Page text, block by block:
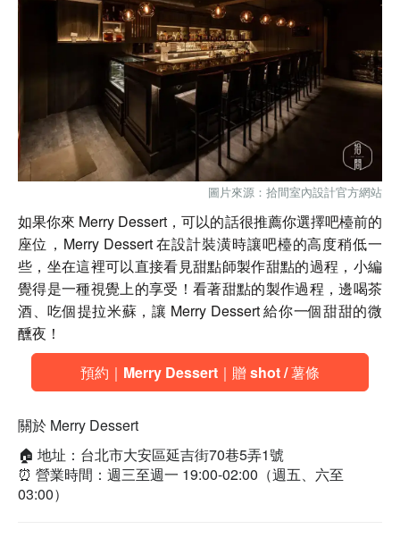
圖片來源：拾間室內設計官方網站
如果你來 Merry Dessert，可以的話很推薦你選擇吧檯前的
座位，Merry Dessert 在設計裝潢時讓吧檯的高度稍低一
些，坐在這裡可以直接看見甜點師製作甜點的過程，小編
覺得是一種視覺上的享受！看著甜點的製作過程，邊喝茶
酒、吃個提拉米蘇，讓 Merry Dessert 給你一個甜甜的微
醺夜！
預約｜Merry Dessert｜贈 shot / 薯條
關於 Merry Dessert
🏠 地址：台北市大安區延吉街70巷5弄1號
⏰ 營業時間：週三至週一 19:00-02:00（週五、六至
03:00）